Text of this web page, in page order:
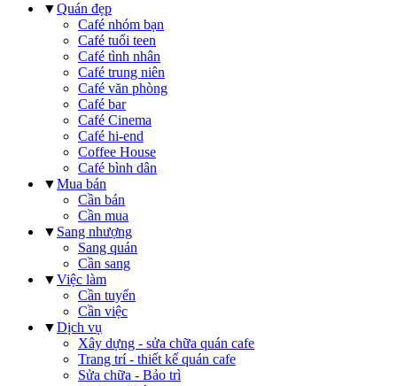
▼Quán đẹp
Café nhóm bạn
Café tuổi teen
Café tình nhân
Café trung niên
Café văn phòng
Café bar
Café Cinema
Café hi-end
Coffee House
Café bình dân
▼Mua bán
Cần bán
Cần mua
▼ Sang nhượng
Sang quán
Cần sang
▼Việc làm
Cần tuyển
Cần việc
▼Dịch vụ
Xây dựng - sửa chữa quán cafe
Trang trí - thiết kế quán cafe
Sửa chữa - Bảo trì